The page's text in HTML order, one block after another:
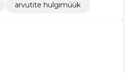
arvutite hulgimüük